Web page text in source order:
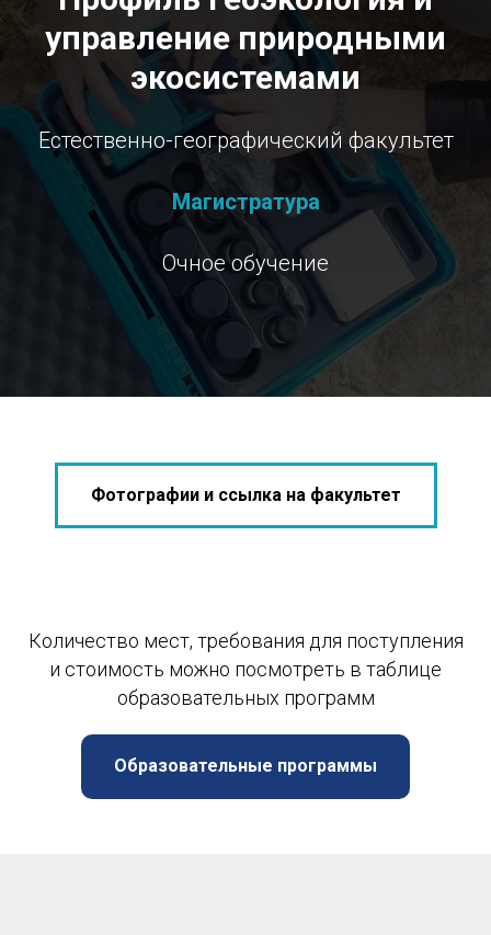
управление природными
экосистемами
Естественно-географический факультет
Магистратура
Очное обучение
Фотографии и ссылка на факультет
Количество мест, требования для поступления
и стоимость можно посмотреть в таблице
образовательных программ
Образовательные программы